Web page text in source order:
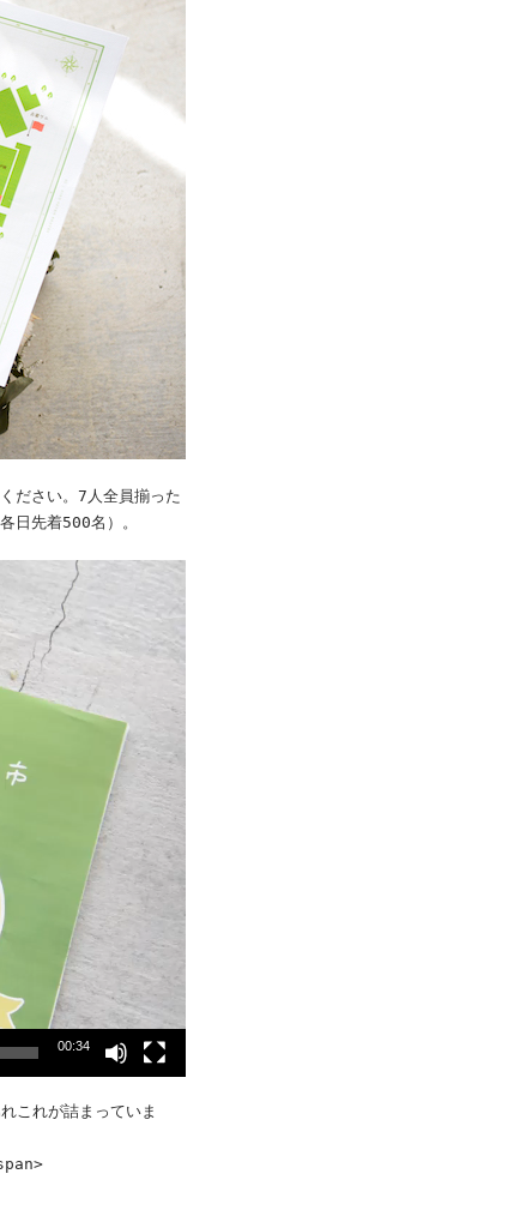
ださい。7人全員揃った
日先着500名）。
00:34
これが詰まっていま